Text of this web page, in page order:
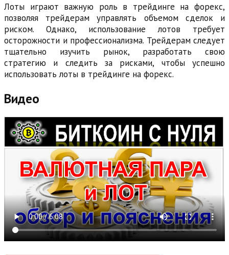
Лоты играют важную роль в трейдинге на форекс,
позволяя трейдерам управлять объемом сделок и
риском. Однако, использование лотов требует
осторожности и профессионализма. Трейдерам следует
тщательно изучить рынок, разработать свою
стратегию и следить за рисками, чтобы успешно
использовать лоты в трейдинге на форекс.
Видео